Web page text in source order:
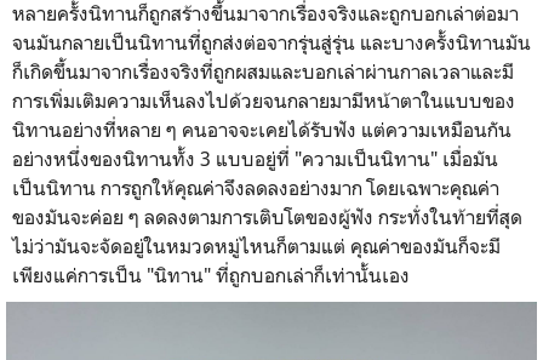
หลายครั้งนิทานก็ถูกสร้างขึ้นมาจากเรื่องจริงและถูกบอกเล่าต่อมา
จนมันกลายเป็นนิทานที่ถูกส่งต่อจากรุ่นสู่รุ่น และบางครั้งนิทานมัน
ก็เกิดขึ้นมาจากเรื่องจริงที่ถูกผสมและบอกเล่าผ่านกาลเวลาและมี
การเพิ่มเติมความเห็นลงไปด้วยจนกลายมามีหน้าตาในแบบของ
นิทานอย่างที่หลาย ๆ คนอาจจะเคยได้รับฟัง แต่ความเหมือนกัน
อย่างหนึ่งของนิทานทั้ง 3 แบบอยู่ที่ "ความเป็นนิทาน" เมื่อมัน
เป็นนิทาน การถูกให้คุณค่าจึงลดลงอย่างมาก โดยเฉพาะคุณค่า
ของมันจะค่อย ๆ ลดลงตามการเติบโตของผู้ฟัง กระทั่งในท้ายที่สุด
ไม่ว่ามันจะจัดอยู่ในหมวดหมู่ไหนก็ตามแต่ คุณค่าของมันก็จะมี
เพียงแค่การเป็น "นิทาน" ที่ถูกบอกเล่าก็เท่านั้นเอง